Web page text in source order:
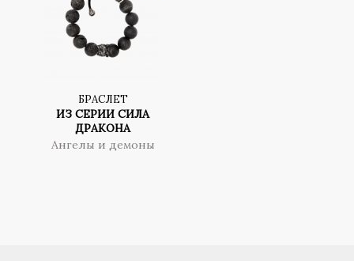
БРАСЛЕТ
ИЗ СЕРИИ СИЛА
ДРАКОНА
Ангелы и демоны